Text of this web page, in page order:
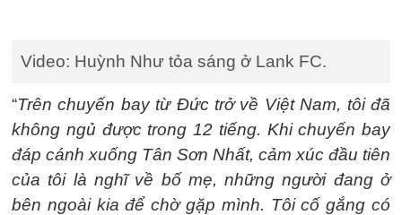
Video: Huỳnh Như tỏa sáng ở Lank FC.
“Trên chuyến bay từ Đức trở về Việt Nam, tôi đã
không ngủ được trong 12 tiếng. Khi chuyến bay
đáp cánh xuống Tân Sơn Nhất, cảm xúc đầu tiên
của tôi là nghĩ về bố mẹ, những người đang ở
bên ngoài kia để chờ gặp mình. Tôi cố gắng có